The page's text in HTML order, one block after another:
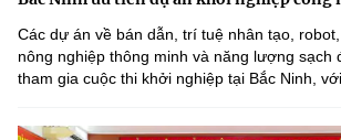
Các dự án về bán dẫn, trí tuệ nhân tạo, robot,
nông nghiệp thông minh và năng lượng sạch
tham gia cuộc thi khởi nghiệp tại Bắc Ninh, với